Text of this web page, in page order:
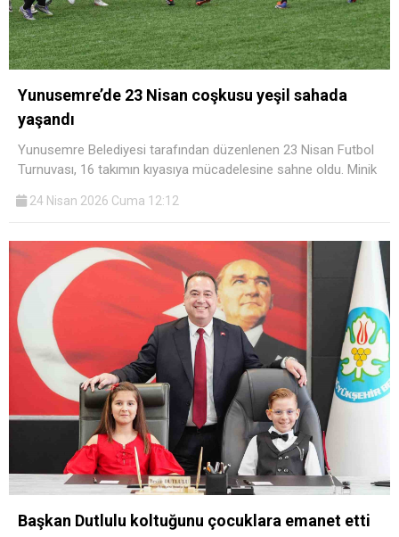
Yunusemre’de 23 Nisan coşkusu yeşil sahada
yaşandı
Yunusemre Belediyesi tarafından düzenlenen 23 Nisan Futbol
Turnuvası, 16 takımın kıyasıya mücadelesine sahne oldu. Minik
24 Nisan 2026 Cuma 12:12
Başkan Dutlulu koltuğunu çocuklara emanet etti